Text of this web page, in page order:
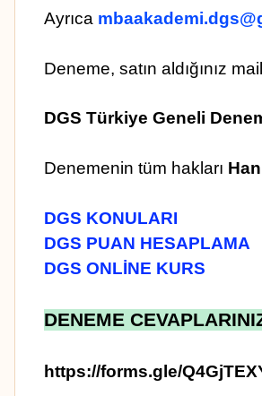
Ayrıca
Deneme, satın aldığınız
DGS Türkiye Geneli
Denemenin tüm hakları
DGS KONULARI
DGS PUAN HESAPLAMA
DGS ONLİNE KURS
DENEME
https://forms.gle/